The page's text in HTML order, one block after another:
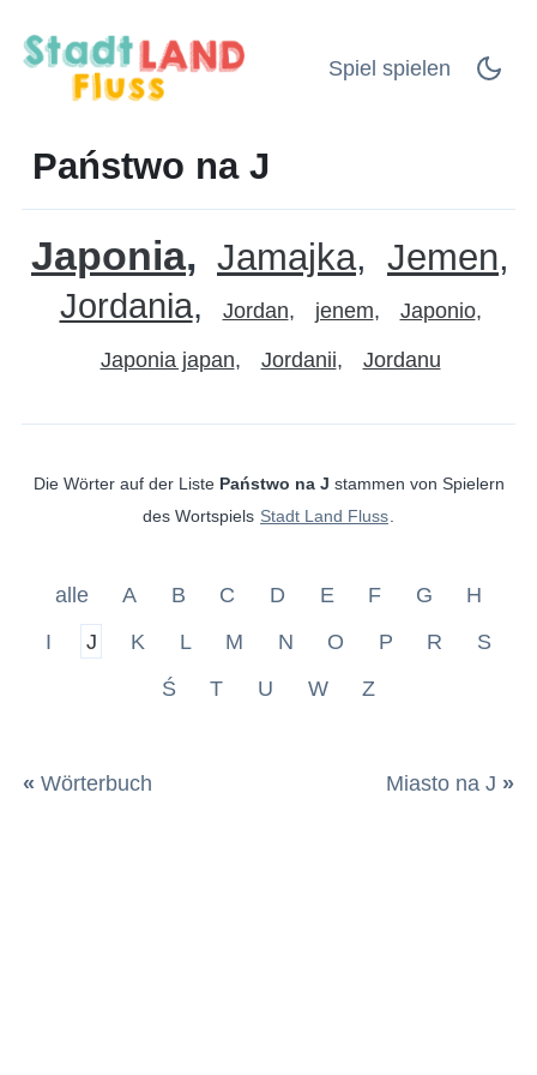
Spiel spielen
Państwo na J
Japonia Jamajka Jemen
Jordania Jordan jenem Japonio
Japonia japan Jordanii Jordanu
Die Wörter auf der Liste Państwo na J stammen von Spielern
des Wortspiels Stadt Land Fluss
alle A B C D E F G
H
I
J K L M N O P R
S
Ś
T U W Z
« Wörterbuch Miasto na J »